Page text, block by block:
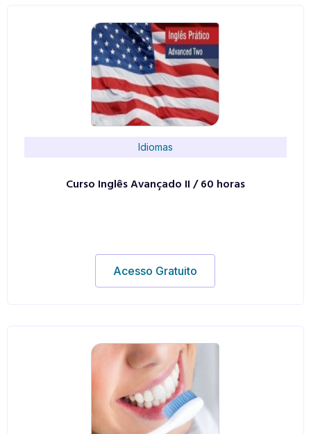
Idiomas
Curso Inglês Avançado II / 60 horas
Acesso Gratuito